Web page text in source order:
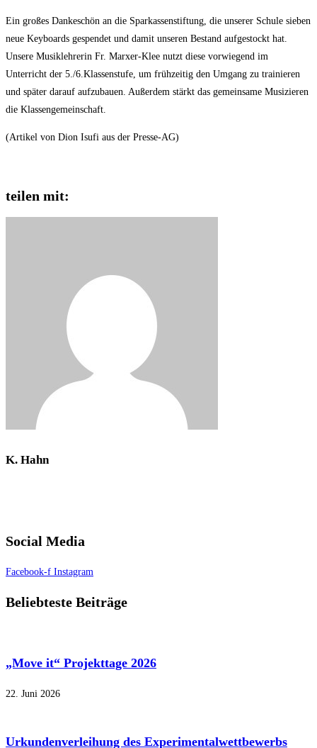
Ein großes Dankeschön an die Sparkassenstiftung, die unserer Schule sieben
neue Keyboards gespendet und damit unseren Bestand aufgestockt hat.
Unsere Musiklehrerin Fr. Marxer-Klee nutzt diese vorwiegend im
Unterricht der 5./6.Klassenstufe, um frühzeitig den Umgang zu trainieren
und später darauf aufzubauen. Außerdem stärkt das gemeinsame Musizieren
die Klassengemeinschaft.
(Artikel von Dion Isufi aus der Presse-AG)
teilen mit:
K. Hahn
Social Media
Facebook-f Instagram
Beliebteste Beiträge
„Move it“ Projekttage 2026
22. Juni 2026
Urkundenverleihung des Experimentalwettbewerbs